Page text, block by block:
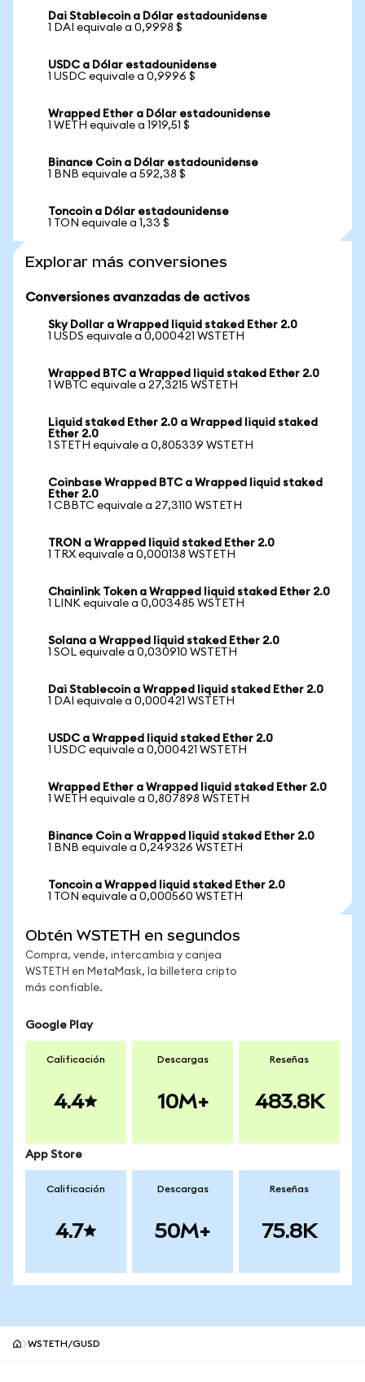
Dai Stablecoin a Dólar estadounidense
1 DAI equivale a 0,9998 $
USDC a Dólar estadounidense
1 USDC equivale a 0,9996 $
Wrapped Ether a Dólar estadounidense
1 WETH equivale a 1919,51 $
Binance Coin a Dólar estadounidense
1 BNB equivale a 592,38 $
Toncoin a Dólar estadounidense
1 TON equivale a 1,33 $
Explorar más conversiones
Conversiones avanzadas de activos
Sky Dollar a Wrapped liquid staked Ether 2.0
1 USDS equivale a 0,000421 WSTETH
Wrapped BTC a Wrapped liquid staked Ether 2.0
1 WBTC equivale a 27,3215 WSTETH
Liquid staked Ether 2.0 a Wrapped liquid staked
Ether 2.0
1 STETH equivale a 0,805339 WSTETH
Coinbase Wrapped BTC a Wrapped liquid staked
Ether 2.0
1 CBBTC equivale a 27,3110 WSTETH
TRON a Wrapped liquid staked Ether 2.0
1 TRX equivale a 0,000138 WSTETH
Chainlink Token a Wrapped liquid staked Ether 2.0
1 LINK equivale a 0,003485 WSTETH
Solana a Wrapped liquid staked Ether 2.0
1 SOL equivale a 0,030910 WSTETH
Dai Stablecoin a Wrapped liquid staked Ether 2.0
1 DAI equivale a 0,000421 WSTETH
USDC a Wrapped liquid staked Ether 2.0
1 USDC equivale a 0,000421 WSTETH
Wrapped Ether a Wrapped liquid staked Ether 2.0
1 WETH equivale a 0,807898 WSTETH
Binance Coin a Wrapped liquid staked Ether 2.0
1 BNB equivale a 0,249326 WSTETH
Toncoin a Wrapped liquid staked Ether 2.0
1 TON equivale a 0,000560 WSTETH
Obtén WSTETH en segundos
Compra, vende, intercambia y canjea
WSTETH en MetaMask, la billetera cripto
más confiable.
Google Play
Calificación
4.4
Descargas
10M+
Reseñas
483.8K
App Store
Calificación
4.7
Descargas
50M+
Reseñas
75.8K
WSTETH/GUSD